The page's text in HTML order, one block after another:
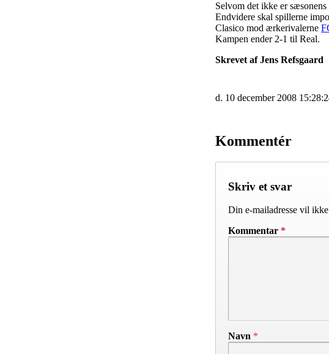
Selvom det ikke er
Endvidere skal spillerne
Clasico mod ærkerivalerne
Kampen ender 2-1 til Real.
Skrevet af Jens Refsgaard
d. 10 december 2008
Kommentér
Skriv et svar
Din e-mailadresse vil
Kommentar *
Navn *